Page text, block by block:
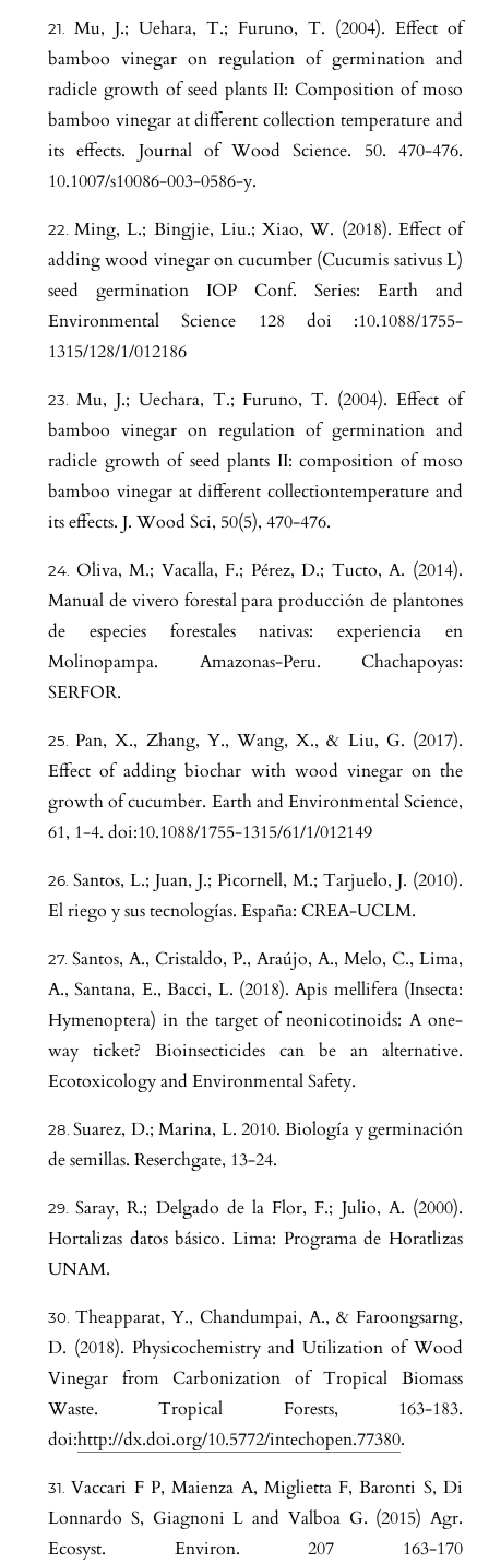
Mu, J.; Uehara, T.; Furuno, T. (2004). Effect of
bamboo vinegar on regulation of germination and
radicle growth of seed plants II: Composition of moso
bamboo vinegar at different collection temperature and
its effects. Journal of Wood Science. 50. 470-476.
10.1007/s10086-003-0586-y.
Ming, L.; Bingjie, Liu.; Xiao, W. (2018). Effect of
adding wood vinegar on cucumber (Cucumis sativus L)
seed germination IOP Conf. Series: Earth and
Environmental Science 128 doi :10.1088/1755-
1315/128/1/012186
Mu, J.; Uechara, T.; Furuno, T. (2004). Effect of
bamboo vinegar on regulation of germination and
radicle growth of seed plants II: composition of moso
bamboo vinegar at different collectiontemperature and
its effects. J. Wood Sci, 50(5), 470-476.
Oliva, M.; Vacalla, F.; Pérez, D.; Tucto, A. (2014).
Manual de vivero forestal para producción de plantones
de especies forestales nativas: experiencia en
Molinopampa. Amazonas-Peru. Chachapoyas:
SERFOR.
Pan, X., Zhang, Y., Wang, X., & Liu, G. (2017).
Effect of adding biochar with wood vinegar on the
growth of cucumber. Earth and Environmental Science,
61, 1-4. doi:10.1088/1755-1315/61/1/012149
Santos, L.; Juan, J.; Picornell, M.; Tarjuelo, J. (2010).
El riego y sus tecnologías. España: CREA-UCLM.
Santos, A., Cristaldo, P., Araújo, A., Melo, C., Lima,
A., Santana, E., Bacci, L. (2018). Apis mellifera (Insecta:
Hymenoptera) in the target of neonicotinoids: A one-
way ticket? Bioinsecticides can be an alternative.
Ecotoxicology and Environmental Safety.
Suarez, D.; Marina, L. 2010. Biología y germinación
de semillas. Reserchgate, 13-24.
Saray, R.; Delgado de la Flor, F.; Julio, A. (2000).
Hortalizas datos básico. Lima: Programa de Horatlizas
UNAM.
Theapparat, Y., Chandumpai, A., & Faroongsarng,
D. (2018). Physicochemistry and Utilization of Wood
Vinegar from Carbonization of Tropical Biomass
Waste. Tropical Forests, 163-183.
doi:http://dx.doi.org/10.5772/intechopen.77380.
Vaccari F P, Maienza A, Miglietta F, Baronti S, Di
Lonnardo S, Giagnoni L and Valboa G. (2015) Agr.
Ecosyst. Environ. 207 163-170